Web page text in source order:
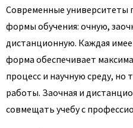
Современные университеты
формы обучения: очную,
дистанционную. Каждая
форма обеспечивает
процесс и научную среду, но
работы. Заочная и
совмещать учебу с